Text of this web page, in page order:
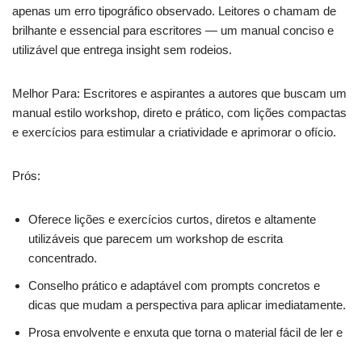
apenas um erro tipográfico observado. Leitores o chamam de
brilhante e essencial para escritores — um manual conciso e
utilizável que entrega insight sem rodeios.
Melhor Para: Escritores e aspirantes a autores que buscam um
manual estilo workshop, direto e prático, com lições compactas
e exercícios para estimular a criatividade e aprimorar o ofício.
Prós:
Oferece lições e exercícios curtos, diretos e altamente
utilizáveis que parecem um workshop de escrita
concentrado.
Conselho prático e adaptável com prompts concretos e
dicas que mudam a perspectiva para aplicar imediatamente.
Prosa envolvente e enxuta que torna o material fácil de ler e